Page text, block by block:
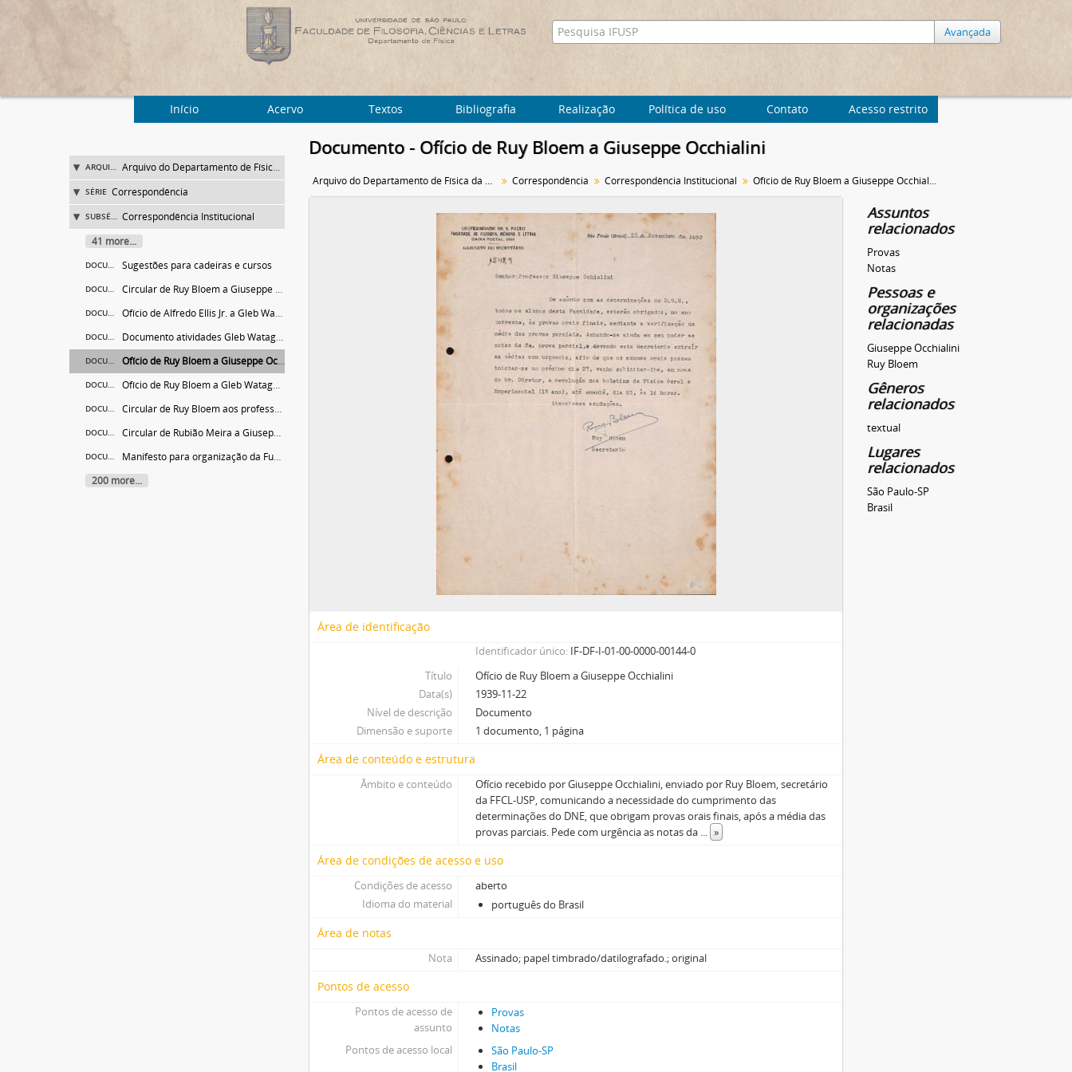
Avançada
Início Acervo Textos Bibliografia Realização Política de uso Contato Acesso restrito
ARQUIVO Arquivo do Departamento de Física da Faculdade de Filosofia (FFLC)
SÉRIE Correspondência
SUBSÉRIE Correspondência Institucional
41 more...
DOCUMENTO Sugestões para cadeiras e cursos
DOCUMENTO Circular de Ruy Bloem a Giuseppe Occhialini
DOCUMENTO Ofício de Alfredo Ellis Jr. a Gleb Wataghin
DOCUMENTO Documento atividades Gleb Wataghin
DOCUMENTO Ofício de Ruy Bloem a Giuseppe Occhialini
DOCUMENTO Ofício de Ruy Bloem a Gleb Wataghin
DOCUMENTO Circular de Ruy Bloem aos professores
DOCUMENTO Circular de Rubião Meira a Giuseppe Occhialini
DOCUMENTO
Manifesto para organização da Fundação Anchieta
200 more...
Documento - Ofício de Ruy Bloem a Giuseppe Occhialini
Arquivo do Departamento de Física da Faculdade de Filosofia (FFLC) Correspondência Correspondência Institucional Ofício de Ruy Bloem a Giuseppe Occhialini
Área de identificação
Identificador único IF-DF-I-01-00-0000-00144-0
Título
Ofício de Ruy Bloem a Giuseppe Occhialini
Data(s)
1939-11-22
Nível de descrição
Documento
Dimensão e suporte
1 documento, 1 página
Área de conteúdo e estrutura
Âmbito e conteúdo
Ofício recebido por Giuseppe Occhialini, enviado por Ruy Bloem, secretário
da FFCL-USP, comunicando a necessidade do cumprimento das
determinações do DNE, que obrigam provas orais finais, após a média das
provas parciais. Pede com urgência as notas da ... »
Área de condições de acesso e uso
Condições de acesso
aberto
Idioma do material
português do Brasil
Área de notas
Nota Assinado; papel timbrado/datilografado.; original
Pontos de acesso
Pontos de acesso de
assunto
Provas
Notas
Pontos de acesso local
São Paulo-SP
Brasil
Assuntos
relacionados
Provas
Notas
Pessoas e
organizações
relacionadas
Giuseppe Occhialini
Ruy Bloem
Gêneros
relacionados
textual
Lugares
relacionados
São Paulo-SP
Brasil